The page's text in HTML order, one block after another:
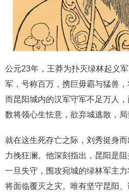
公元23年，王莽为扑灭绿林起义
军，号称百万，携巨毋霸与猛兽，
而昆阳城内的汉军守军不足万人
数将领心生怯意，欲弃城逃散，局
就在这生死存亡之际，刘秀挺身
力挽狂澜。他深刻指出，昆阳是
一旦失守，围攻宛城的绿林军主
将面临覆灭之灾。唯有坚守昆阳